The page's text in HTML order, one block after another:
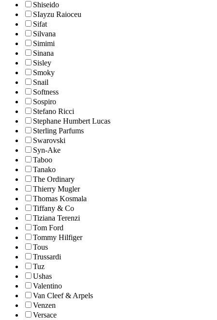
Shiseido
SIayzu Raioceu
Sifat
Silvana
Simimi
Sinana
Sisley
Smoky
Snail
Softness
Sospiro
Stefano Ricci
Stephane Humbert Lucas
Sterling Parfums
Swarovski
Syn-Ake
Taboo
Tanako
The Ordinary
Thierry Mugler
Thomas Kosmala
Tiffany & Co
Tiziana Terenzi
Tom Ford
Tommy Hilfiger
Tous
Trussardi
Tuz
Ushas
Valentino
Van Cleef & Arpels
Venzen
Versace